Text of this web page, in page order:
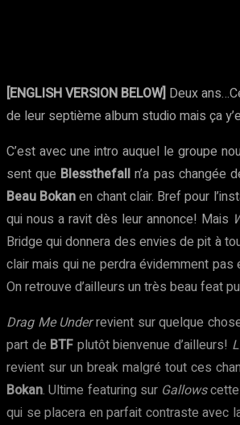
[ENGLISH VERSION BELOW] Deux
de leur septième album studio mais ça
C’est avec une intro auquel le groupe
sent que Blessthefall n’a pas changée
Beau Bokanen chant clair. Bref pour
qui nous a ravit dès leur annonce! Mais
Bridge qui donnera des envies de pit à
clair mais qui ne perdra évidemment
On retrouve d’ailleurs un très beau feat
Drag Me Underrevient sur quelque
part de BTF plutôt bienvenue d’ailleurs!
revient sur un break malgré tout ces
Bokan. Ultime featuring sur Gallows
qui se placera en parfait contraste avec